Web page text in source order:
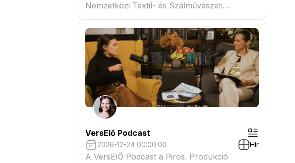
Nemzetközi Textil- és Szálművészeti
Triennáléra
VersElő Podcast
2026-12-24 00:00:00 Hír
A VersElŐ Podcast a Piros. Produkció